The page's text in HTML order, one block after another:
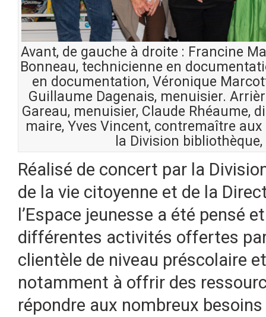
Avant, de gauche à droite : Francine
Bonneau, technicienne en
en documentation, Véronique
Guillaume Dagenais, menuisier.
Gareau, menuisier, Claude Rhéaume,
maire, Yves Vincent, contremaître
la Division
Réalisé de concert par la
de la vie citoyenne et de la
l’Espace jeunesse a été pensé
différentes activités offertes
clientèle de niveau préscolaire
notamment à offrir des
répondre aux nombreux